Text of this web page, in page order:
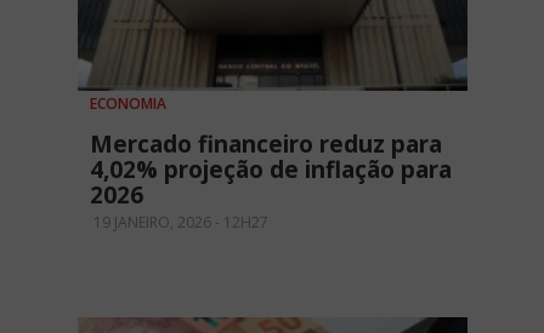
ECONOMIA
Mercado financeiro reduz para
4,02% projeção de inflação para
2026
19 JANEIRO, 2026 - 12H27